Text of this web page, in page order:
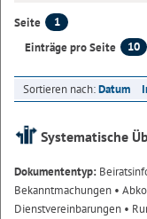
Seite
1
Einträge pro Seite
10
Sortieren nach:Datum
Systematische
Dokumententyp:
Bekanntmachungen •
Dienstvereinbarungen •